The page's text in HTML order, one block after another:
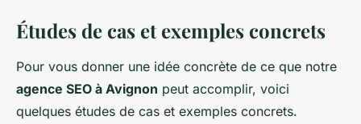
Études de cas et exemples concrets
Pour vous donner une idée concrète de ce que notre
agence SEO à Avignon peut accomplir, voici
quelques études de cas et exemples concrets.